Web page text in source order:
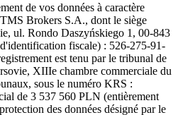
de vos données à caractère
Brokers S.A., dont le siège
ul. Rondo Daszyńskiego 1, 00-843
fiscale) : 526-275-91-
est tenu par le tribunal de
XIIIe chambre commerciale du
sous le numéro KRS :
de 3 537 560 PLN (entièrement
des données désigné par le